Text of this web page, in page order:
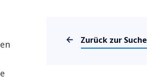
Zurück zur Suche